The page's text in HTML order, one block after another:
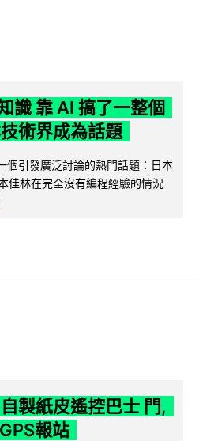
識 靠 AI 搞了一整個
術界成為話題
個引發廣泛討論的熱門話題：日本
佳林在完全沒有編程經驗的情況
製紙皮遙控巴士 門,
報站